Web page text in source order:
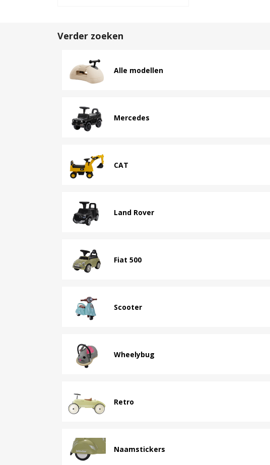
Verder zoeken
Alle modellen
Mercedes
CAT
Land Rover
Fiat 500
Scooter
Wheelybug
Retro
Naamstickers